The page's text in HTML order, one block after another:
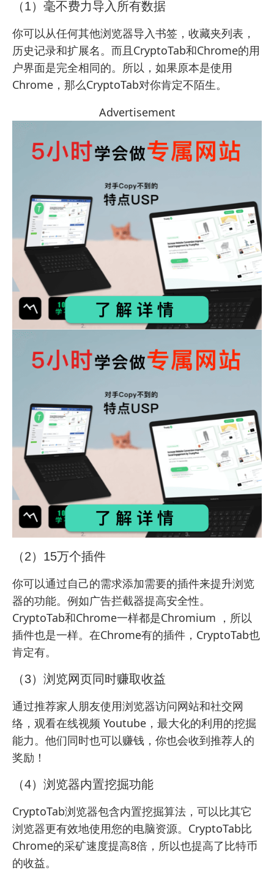
（1）毫不费力导入所有数据
你可以从任何其他浏览器导入书签，收藏夹列表，
历史记录和扩展名。而且CryptoTab和Chrome的用
户界面是完全相同的。所以，如果原本是使用
Chrome，那么CryptoTab对你肯定不陌生。
Advertisement
（2）15万个插件
你可以通过自己的需求添加需要的插件来提升浏览
器的功能。例如广告拦截器提高安全性。
CryptoTab和Chrome一样都是Chromium ，所以
插件也是一样。在Chrome有的插件，CryptoTab也
肯定有。
（3）浏览网页同时赚取收益
通过推荐家人朋友使用浏览器访问网站和社交网
络，观看在线视频 Youtube，最大化的利用的挖掘
能力。他们同时也可以赚钱，你也会收到推荐人的
奖励！
（4）浏览器内置挖掘功能
CryptoTab浏览器包含内置挖掘算法，可以比其它
浏览器更有效地使用您的电脑资源。CryptoTab比
Chrome的采矿速度提高8倍，所以也提高了比特币
的收益。